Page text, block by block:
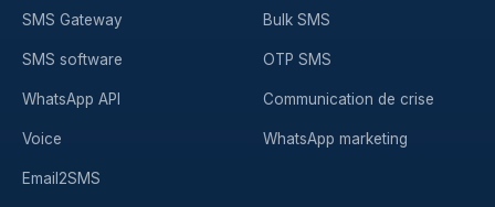
SMS Gateway
SMS software
WhatsApp API
Voice
Email2SMS
Bulk SMS
OTP SMS
Communication de crise
WhatsApp marketing